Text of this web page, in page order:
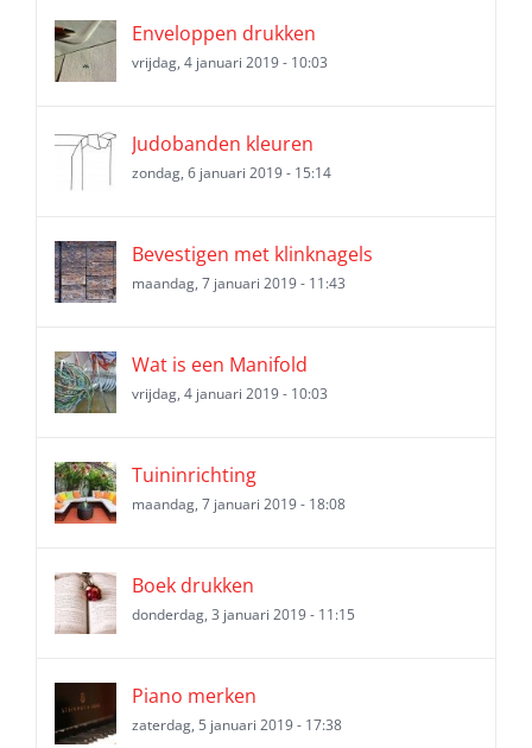
Enveloppen drukken
vrijdag, 4 januari 2019 - 10:03
Judobanden kleuren
zondag, 6 januari 2019 - 15:14
Bevestigen met klinknagels
maandag, 7 januari 2019 - 11:43
Wat is een Manifold
vrijdag, 4 januari 2019 - 10:03
Tuininrichting
maandag, 7 januari 2019 - 18:08
Boek drukken
donderdag, 3 januari 2019 - 11:15
Piano merken
zaterdag, 5 januari 2019 - 17:38